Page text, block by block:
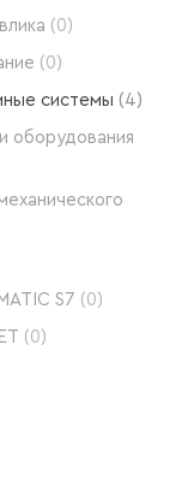
( 0 )
( 0 )
системы ( 4)
оборудования
S7 ( 0 )
( 0 )